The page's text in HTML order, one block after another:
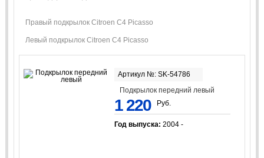
Правый подкрылок Citroen C4 Picasso
Левый подкрылок Citroen C4 Picasso
Артикул №: SK-54786
Подкрылок передний левый
1 220 Руб.
Год выпуска: 2004 -